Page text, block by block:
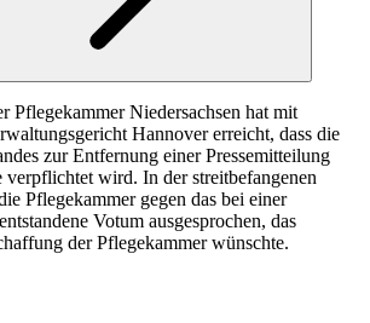
Pflegekammer Niedersachsen hat mit
Hannover erreicht, dass die
zur Entfernung einer Pressemitteilung
verpflichtet wird. In der streitbefangenen
Pflegekammer gegen das bei einer
Votum ausgesprochen, das
der Pflegekammer wünschte.